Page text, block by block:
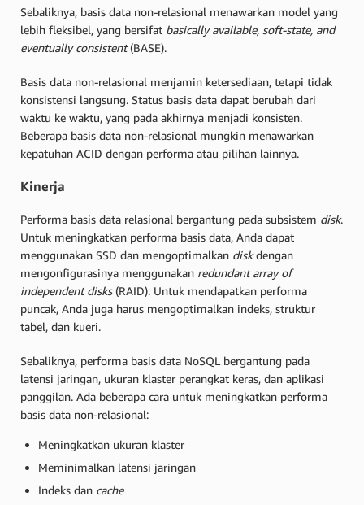
Sebaliknya, basis data non-relasional menawarkan model yang
lebih fleksibel, yang bersifat basically available, soft-state, and
eventually consistent(BASE).
Basis data non-relasional menjamin ketersediaan, tetapi tidak
konsistensi langsung. Status basis data dapat berubah dari
waktu ke waktu, yang pada akhirnya menjadi konsisten.
Beberapa basis data non-relasional mungkin menawarkan
kepatuhan ACID dengan performa atau pilihan lainnya.
Kinerja
Performa basis data relasional bergantung pada subsistem disk.
Untuk meningkatkan performa basis data, Anda dapat
menggunakan SSD dan mengoptimalkan diskdengan
mengonfigurasinya menggunakan redundant array of
independent disks(RAID). Untuk mendapatkan performa
puncak, Anda juga harus mengoptimalkan indeks, struktur
tabel, dan kueri.
Sebaliknya, performa basis data NoSQL bergantung pada
latensi jaringan, ukuran klaster perangkat keras, dan aplikasi
panggilan. Ada beberapa cara untuk meningkatkan performa
basis data non-relasional:
Meningkatkan ukuran klaster
Meminimalkan latensi jaringan
Indeks dan cache